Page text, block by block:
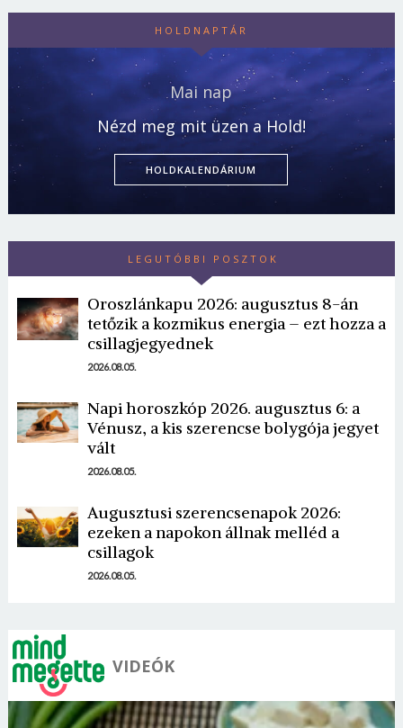
HOLDNAPTÁR
Mai nap
Nézd meg mit üzen a Hold!
HOLDKALENDÁRIUM
LEGUTÓBBI POSZTOK
Oroszlánkapu 2026: augusztus 8-án
tetőzik a kozmikus energia – ezt hozza a
csillagjegyednek
2026.08.05.
Napi horoszkóp 2026. augusztus 6: a
Vénusz, a kis szerencse bolygója jegyet
vált
2026.08.05.
Augusztusi szerencsenapok 2026:
ezeken a napokon állnak melléd a
csillagok
2026.08.05.
VIDEÓK
E-mail cím vagy felhasználónév
Mégse